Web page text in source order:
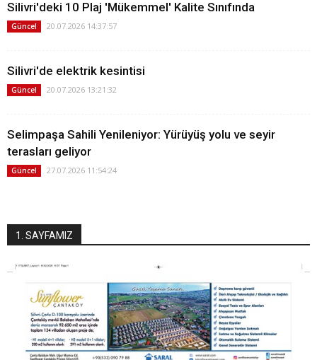
Silivri'deki 10 Plaj 'Mükemmel' Kalite Sınıfında
Güncel 20.07.2026 14:37:57
Silivri'de elektrik kesintisi
Güncel 20.07.2026 13:21:32
Selimpaşa Sahili Yenileniyor: Yürüyüş yolu ve seyir
terasları geliyor
Güncel 27.07.2026 11:54:24
1. SAYFAMIZ